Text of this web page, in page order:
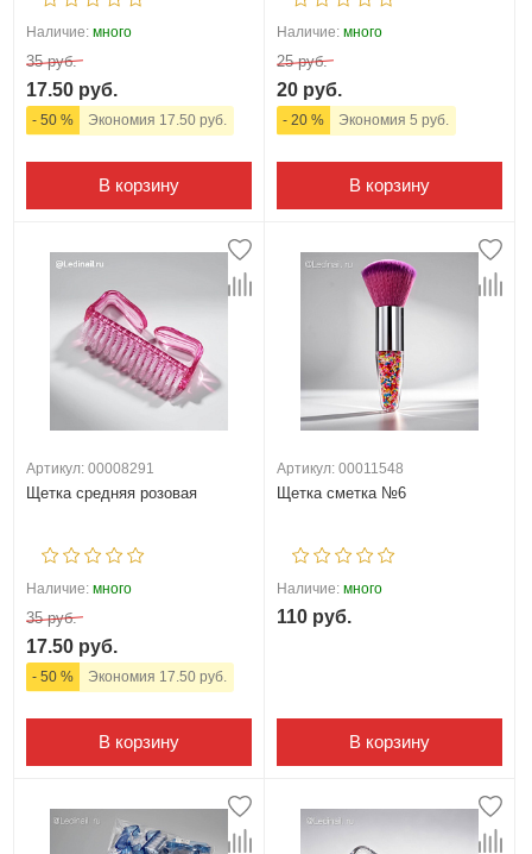
Наличие: много
35 руб.
17.50 руб.
- 50 % Экономия 17.50 руб.
В корзину
Наличие: много
25 руб.
20 руб.
- 20 % Экономия 5 руб.
В корзину
Артикул: 00008291
Щетка средняя розовая
Наличие: много
35 руб.
17.50 руб.
- 50 % Экономия 17.50 руб.
В корзину
Артикул: 00011548
Щетка сметка №6
Наличие: много
110 руб.
В корзину